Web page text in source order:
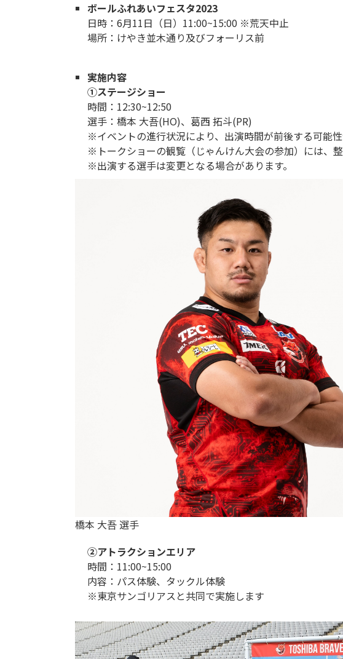
ボールふれあいフェスタ2023
日時：6月11日（日）11:00~15:00 ※荒天中止
場所：けやき並木通り及びフォーリス前
実施内容
①ステージショー
時間：12:30~12:50
選手：橋本 大吾(HO)、葛西 拓斗(PR)
※イベントの進行状況により、出演時間が前後する可能性
※トークショーの観覧（じゃんけん大会の参加）には、整
※出演する選手は変更となる場合があります。
橋本 大吾 選手
②アトラクションエリア
時間：11:00~15:00
内容：パス体験、タックル体験
※東京サンゴリアスと共同で実施します